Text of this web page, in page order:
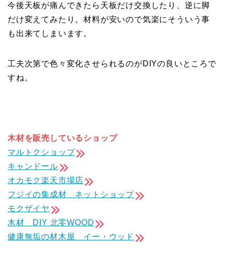
今後天板が痛んできたら天板だけ交換したり、逆に脚
だけ変えてみたり。材料が安いので気楽にそういう事
も出来てしまいます。
工夫次第で色々変化させられるのがDIYの良いところで
すね。
木材を販売しているショップ
マルトクショップ
キャンドール
オカモク楽天市場店
フジイの集成材 ネットショップ
モクザイヤ
木材 DIY 北零WOOD
健康無垢の材木屋 イー・ウッド